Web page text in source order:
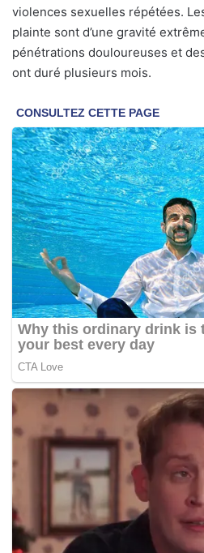
violences sexuelles répétées.
plainte sont d’une gravité
pénétrations douloureuses et
ont duré plusieurs mois.